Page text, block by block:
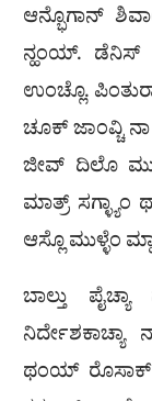
ಆನ್ಭೊಗಾನ್
ನ್ಹಂಯ್. ಡೆನಿಸ್
ಉಂಚ್ಲೊ.
ಚೂಕ್ ಜಾಂವ್ಚಿ
ಜೀವ್ ದಿಲೊ
ಮಾತ್ರ್
ಆಸ್ಲೊ ಮುಳ್ಳೆಂ
ಬಾಲ್ತು
ಥಂಯ್